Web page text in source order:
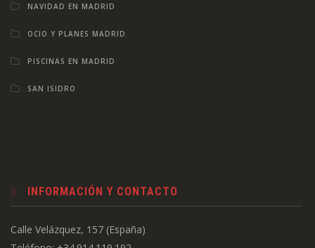
NAVIDAD EN MADRID
OCIO Y PLANES MADRID
PISCINAS EN MADRID
SAN ISIDRO
INFORMACIÓN Y CONTACTO
Calle Velázquez, 157 (España)